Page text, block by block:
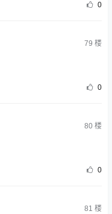
0
79 楼
0
80楼
0
81 楼